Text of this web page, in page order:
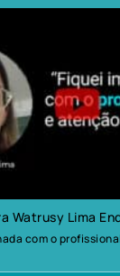
Watrusy Lima
com o